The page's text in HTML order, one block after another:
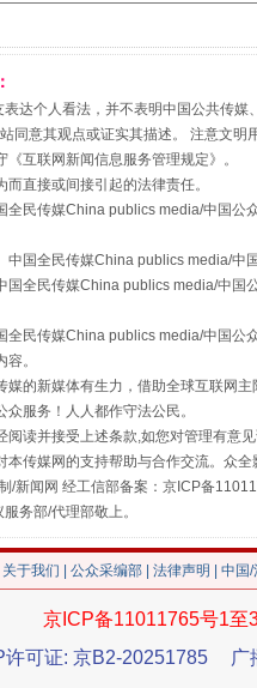
"炒
定
达个人看法，并不表明中国公共传
同意其观点或证实其描述。 注意文明
《互联网新闻信息服务管理规定》。
直接或间接引起的法律责任。
全民传媒China publics media/中国
中国全民传媒China publics media/
国全民传媒China publics media/中
全民传媒China publics media/中国
。
的新媒体有生力，借助全球互联网
服务！人人都作守法公民。
阅读并接受上述条款,如您对管理有
传媒网的支持帮助与合作交流。众
/新闻网 经工信部备案：京ICP备
务部/代理部敬上。
关于我们 公众采编部 法律声明 | 中
京ICP备11011765号1至
许可证: 京B2-20251785
广